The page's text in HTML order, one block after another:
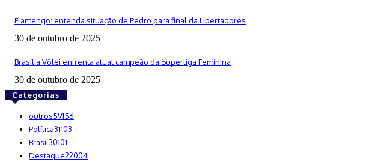
Flamengo: entenda situação de Pedro para final da Libertadores
30 de outubro de 2025
Brasília Vôlei enfrenta atual campeão da Superliga Feminina
30 de outubro de 2025
Categorias
outros59156
Política31103
Brasil30101
Destaque22004